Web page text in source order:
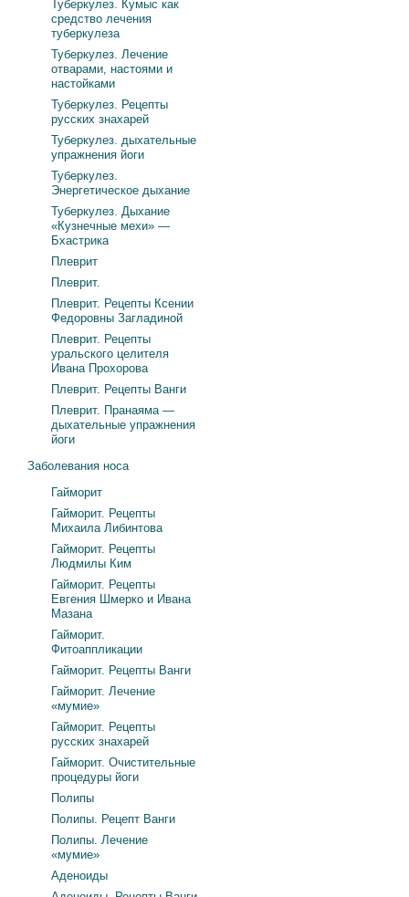
Туберкулез. Кумыс как
средство лечения
туберкулеза
Туберкулез. Лечение
отварами, настоями и
настойками
Туберкулез. Рецепты
русских знахарей
Туберкулез. дыхательные
упражнения йоги
Туберкулез.
Энергетическое дыхание
Туберкулез. Дыхание
«Кузнечные мехи» —
Бхастрика
Плеврит
Плеврит.
Плеврит. Рецепты Ксении
Федоровны Загладиной
Плеврит. Рецепты
уральского целителя
Ивана Прохорова
Плеврит. Рецепты Ванги
Плеврит. Пранаяма —
дыхательные упражнения
йоги
Заболевания носа
Гайморит
Гайморит. Рецепты
Михаила Либинтова
Гайморит. Рецепты
Людмилы Ким
Гайморит. Рецепты
Евгения Шмерко и Ивана
Мазана
Гайморит.
Фитоаппликации
Гайморит. Рецепты Ванги
Гайморит. Лечение
«мумие»
Гайморит. Рецепты
русских знахарей
Гайморит. Очистительные
процедуры йоги
Полипы
Полипы. Рецепт Ванги
Полипы. Лечение
«мумие»
Аденоиды